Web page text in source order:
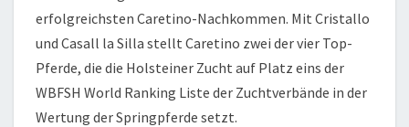
erfolgreichsten Caretino-Nachkommen. Mit Cristallo
und Casall la Silla stellt Caretino zwei der vier Top-
Pferde, die die Holsteiner Zucht auf Platz eins der
WBFSH World Ranking Liste der Zuchtverbände in der
Wertung der Springpferde setzt.